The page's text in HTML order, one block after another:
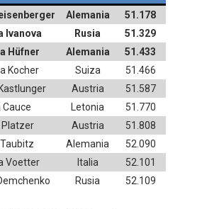
Alemania
51.178
Ivanova Rusia
51.329
Hüfner Alemania
51.433
Kocher Suiza
51.466
Austria
51.587
Cauce Letonia
51.770
Platzer Austria
51.808
Alemania
52.090
Voetter Italia
52.101
Rusia 52.109